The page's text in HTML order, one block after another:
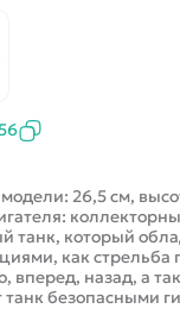
26,5 см,
танк, который
как стрельба
вперед, назад, а
танк безопасными